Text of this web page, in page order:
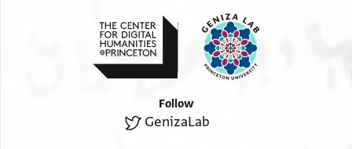
אלשריפה ביום ההוא אצמיח קרן לדוד וג ואן יפרחהא
אלעזיז ויגעלה לשם ולתהילה ויתבת עליה מא קאל אלואלי
יהי שמו ל[ . . . . . ] ש. . . . . . . . . . יתברכו בו כל גוים אשר
Follow
GenizaLab